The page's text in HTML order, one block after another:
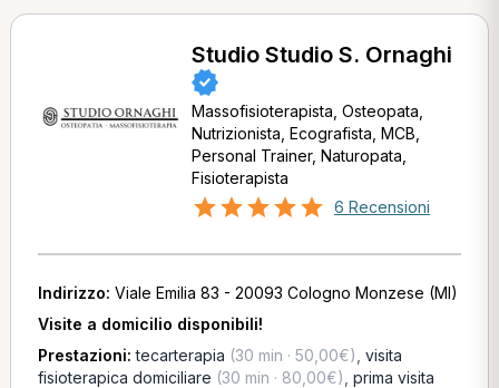
Studio Studio S. Ornaghi
Massofisioterapista, Osteopata,
Nutrizionista, Ecografista, MCB,
Personal Trainer, Naturopata,
Fisioterapista
6 Recensioni
Indirizzo: Viale Emilia 83 - 20093 Cologno Monzese (MI)
Visite a domicilio disponibili!
Prestazioni:tecarterapia (30 min · 50,00€) visita
fisioterapica domiciliare (30 min · 80,00€) prima visita